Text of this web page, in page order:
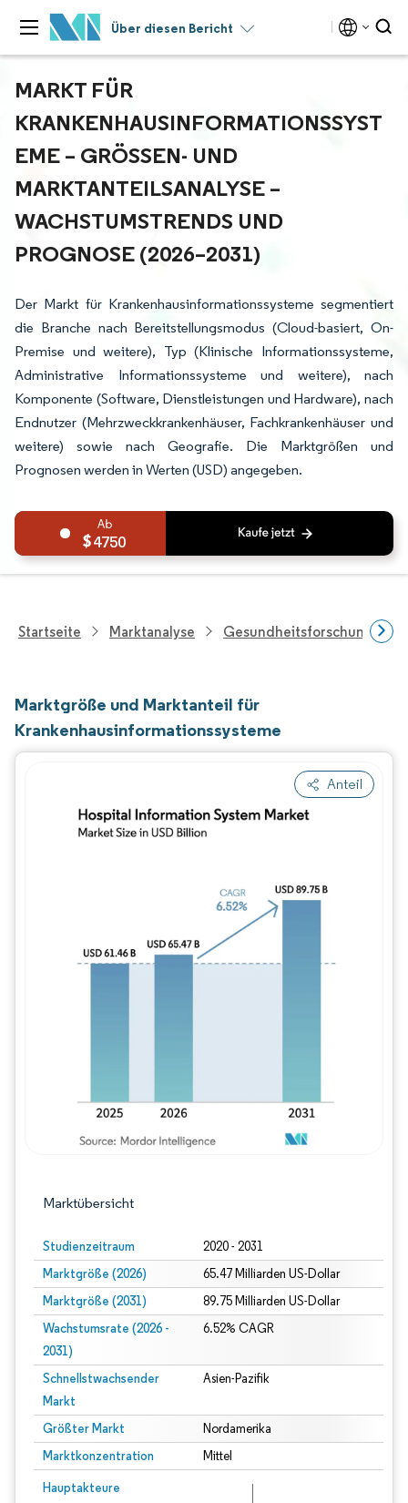
Über diesen Bericht
MARKT FÜR
KRANKENHAUSINFORMATIONSSYST
EME – GRÖSSEN- UND M
ARKTANTEILSANALYSE – W
ACHSTUMSTRENDS UND P
ROGNOSE (2026–2031)
Der Markt für Krankenhausinformationssysteme segmentiert
die Branche nach Bereitstellungsmodus (Cloud-basiert, On-
Premise und weitere), Typ (Klinische Informationssysteme,
Administrative Informationssysteme und weitere), nach
Komponente (Software, Dienstleistungen und Hardware), nach
Endnutzer (Mehrzweckkrankenhäuser, Fachkrankenhäuser und
weitere) sowie nach Geografie. Die Marktgrößen und
Prognosen werden in Werten (USD) angegeben.
4750
Startseite Marktanalyse Gesundheitsforschung
Marktgröße und Marktanteil für
Krankenhausinformationssysteme
Anteil
Marktübersicht
Studienzeitraum 2020 - 2031
Marktgröße (2026) 65.47 Milliarden US-Dollar
Marktgröße (2031) 89.75 Milliarden US-Dollar
Wachstumsrate (2026 -
2031)
6.52% CAGR
Schnellstwachsender
Markt
Asien-Pazifik
Größter Markt Nordamerika
Marktkonzentration Mittel
Hauptakteure
Bild © Mordor Intelligence. Wiederverwendung erfordert Namensnennung